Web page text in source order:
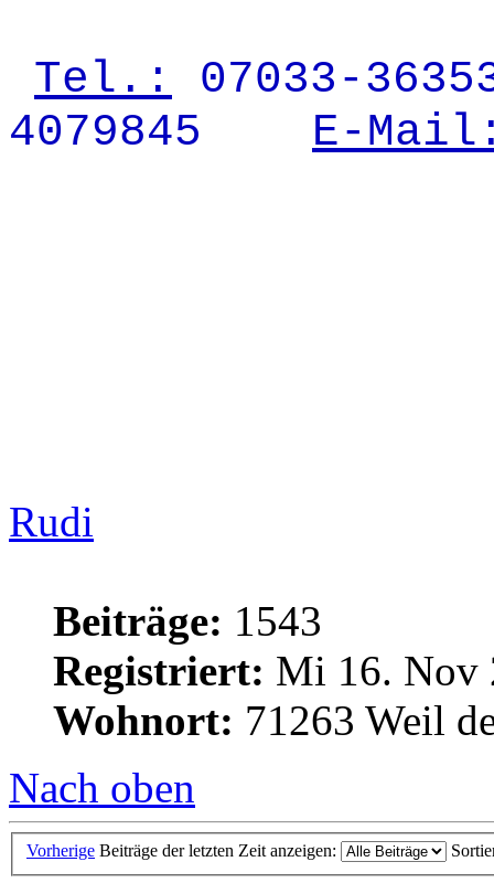
Tel.:
07033-
4079845
E-
Rudi
Beiträge: 1543
Registriert: Mi 16. Nov
Wohnort: 71263 Weil
Nach oben
Vorherige Beiträge der letzten Zeit anzeigen: